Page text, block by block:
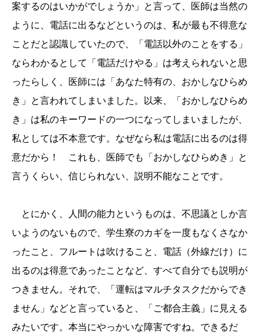
案するのはいかがでしょうか」と言って、医師は当然の
ように、電話に出るなどというのは、私が最も不得意な
ことだと認識していたので、「電話以外のことをする」
ならわかるとして「電話だけやる」は考えられないと思
ったらしく、医師には「あなた特有の、おかしなひらめ
き」と言われてしまいました。以来、「おかしなひらめ
き」は私のキーワードの一つになってしまいましたが、
私としては不本意です。なぜなら私は電話に出るのは得
意だから！ これも、医師でも「おかしなひらめき」と
言うくらい、信じられない、説明不能なことです。
とにかく、人間の能力というものは、不思議としか言
いようのないもので、学生寮のカギを一度もなくさなか
ったこと、フルートは吹けること、電話（外線だけ）に
出るのは得意であったことなど、すべて自分でも説明が
つきません。それで、「運転はマルチタスクだからでき
ません」などと言っていると、「ご都合主義」に見える
みたいです。本当にやっかいな障害ですね。できるだ